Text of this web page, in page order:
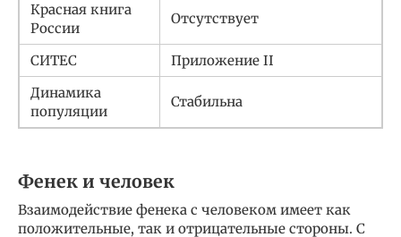
Красная книга
России
Отсутствует
СИТЕС
Приложение II
Динамика
популяции
Стабильна
Фенек и человек
Взаимодействие фенека с человеком имеет как
положительные, так и отрицательные стороны. С